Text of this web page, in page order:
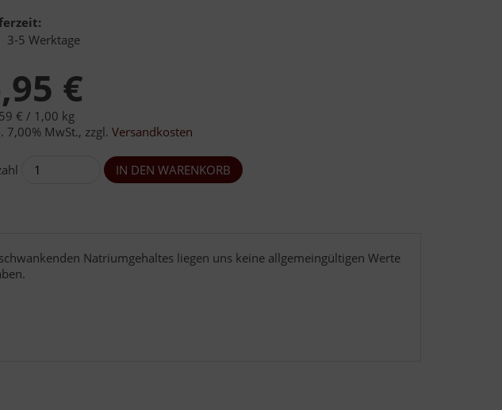
3-5 Werktage
€
€ / 1,00 kg
7,00% MwSt., zzgl. Versandkosten
Natriumgehaltes liegen uns keine allgemeingültigen Werte